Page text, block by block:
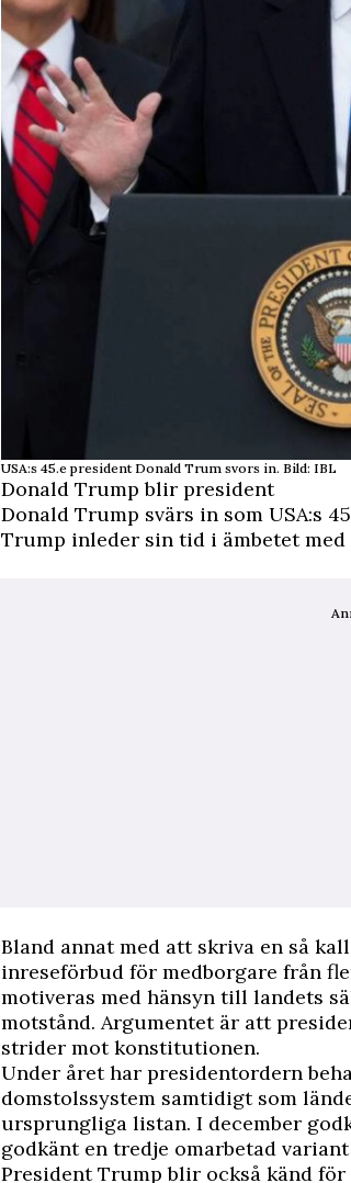
USA:s 45.e president Donald Trum svors in. Bild: IBL
Donald Trump blir president
Donald Trump svärs in som USA:s
Trump inleder sin tid i ämbetet med
Bland annat med att skriva en så
inreseförbud för medborgare från
motiveras med hänsyn till landets
motstånd. Argumentet är att
strider mot konstitutionen.
Under året har presidentordern
domstolssystem samtidigt som
ursprungliga listan. I december
godkänt en tredje omarbetad
President Trump blir också känd